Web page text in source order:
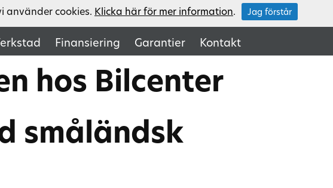
Finansiering Garantier Kontakt
hos Bilcenter
småländsk
använder cookies. Klicka här för mer information. Jag förstår